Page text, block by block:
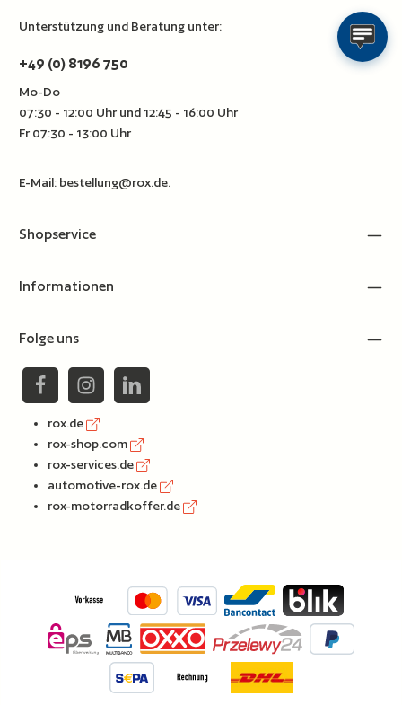
Unterstützung und Beratung unter:
+49 (0) 8196 750
Mo-Do
07:30 - 12:00 Uhr und 12:45 - 16:00 Uhr
Fr 07:30 - 13:00 Uhr
E-Mail: bestellung@rox.de.
Shopservice
Informationen
Folge uns
rox.de
rox-shop.com
rox-services.de
automotive-rox.de
rox-motorradkoffer.de